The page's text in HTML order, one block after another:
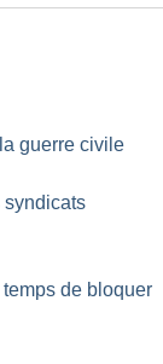
guerre civile
syndicats
de bloquer